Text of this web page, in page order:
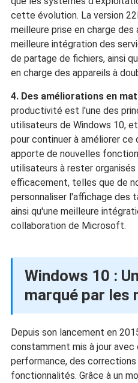
cette évolution. La version
meilleure prise en charge des
meilleure intégration des
de partage de fichiers, ainsi
en charge des appareils à
4. Des améliorations en
productivité est l'une des
utilisateurs de Windows 10,
pour continuer à améliorer ce
apporte de nouvelles
utilisateurs à rester
efficacement, telles que de
personnaliser l'affichage des
ainsi qu'une meilleure
collaboration de Microsoft.
Windows 10 :
marqué par les
Depuis son lancement en
constamment mis à jour avec
performance, des
fonctionnalités. Grâce à un